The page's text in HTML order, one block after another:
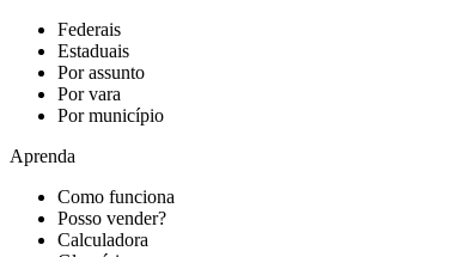
Federais
Estaduais
Por assunto
Por vara
Por município
Aprenda
Como funciona
Posso vender?
Calculadora